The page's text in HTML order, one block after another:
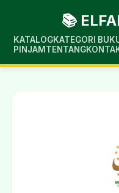
📚
KATALOGKATEGORI
PINJAM TENTANG